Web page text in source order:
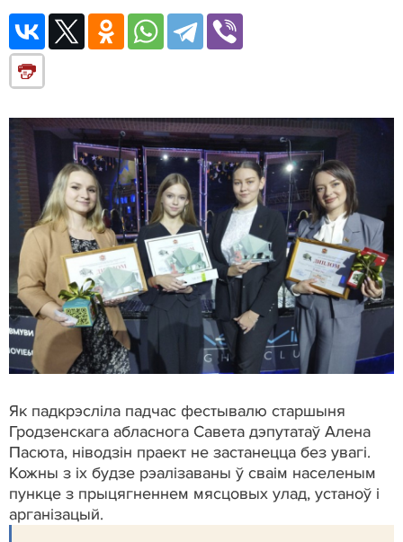
Як падкрэсліла падчас фестывалю старшыня
Гродзенскага абласнога Савета дэпутатаў Алена
Пасюта, ніводзін праект не застанецца без увагі.
Кожны з іх будзе рэалізаваны ў сваім населеным
пункце з прыцягненнем мясцовых улад, устаноў і
арганізацый.